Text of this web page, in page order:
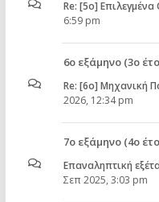
Re: [5ο]
6:59 pm
6ο εξάμηνο (3ο
Re: [6o] Mηχανική
2026, 12:34 pm
7ο εξάμηνο (4ο
Επαναληπτική
Σεπ 2025, 3:03 pm